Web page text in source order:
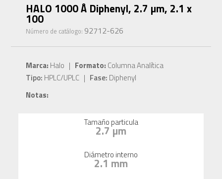
HALO 1000 Å Diphenyl, 2.7 µm, 2.1 x
100
Número de catálogo: 92712-626
Marca: Halo | Formato: Columna Analítica
Tipo: HPLC/UPLC | Fase: Diphenyl
Notas:
Tamaño particula
2.7 µm
Diámetro interno
2.1 mm